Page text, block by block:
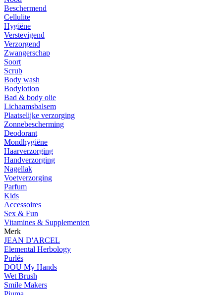
Beschermend
Cellulite
Hygiëne
Verstevigend
Verzorgend
Zwangerschap
Soort
Scrub
Body wash
Bodylotion
Bad & body olie
Lichaamsbalsem
Plaatselijke verzorging
Zonnebescherming
Deodorant
Mondhygiëne
Haarverzorging
Handverzorging
Nagellak
Voetverzorging
Parfum
Kids
Accessoires
Sex & Fun
Vitamines & Supplementen
Merk
JEAN D'ARCEL
Elemental Herbology
Purlés
DOU My Hands
Wet Brush
Smile Makers